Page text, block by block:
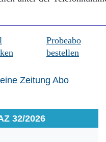
Probeabo
bestellen
32/2026